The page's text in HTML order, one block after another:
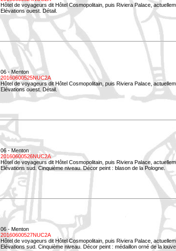
Hôtel de voyageurs dit Hôtel Cosmopolitain, puis Riviera Palace,
Elévations ouest. Détail.
06 - Menton
20160600525NUC2A
Hôtel de voyageurs dit Hôtel Cosmopolitain, puis Riviera Palace,
Elévations ouest. Détail.
06 - Menton
20160600526NUC2A
Hôtel de voyageurs dit Hôtel Cosmopolitain, puis Riviera Palace,
Elévations sud. Cinquième niveau. Décor peint : blason de la Pologne.
06 - Menton
20160600527NUC2A
Hôtel de voyageurs dit Hôtel Cosmopolitain, puis Riviera Palace,
Elévations sud. Cinquième niveau. Décor peint : médaillon orné de la louve